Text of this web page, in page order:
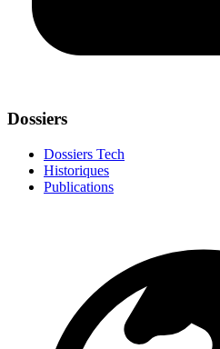
Dossiers
Dossiers Tech
Historiques
Publications